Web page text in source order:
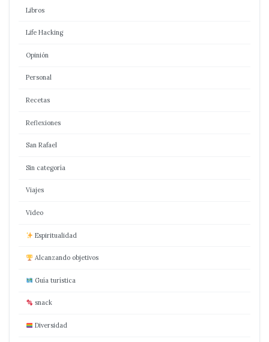
Libros
Life Hacking
Opinión
Personal
Recetas
Reflexiones
San Rafael
Sin categoría
Viajes
Video
Espiritualidad
Alcanzando objetivos
Guía turística
snack
Diversidad